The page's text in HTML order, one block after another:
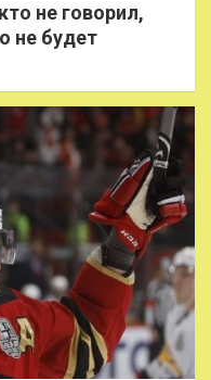
не говорил,
не будет